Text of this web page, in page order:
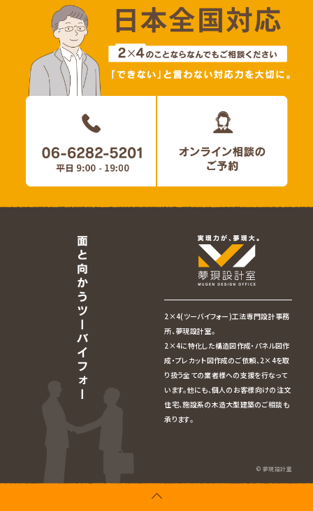
2×4(ツーバイフォー)工法専門設計事務
所、夢現設計室。
2×4に特化した構造図作成・パネル図作
成・プレカット図作成のご依頼、2×4を取
り扱う全ての業者様への支援を行なって
います。他にも、個人のお客様向けの注文
住宅、施設系の木造大型建築のご相談も
承ります。
© 夢現設計室